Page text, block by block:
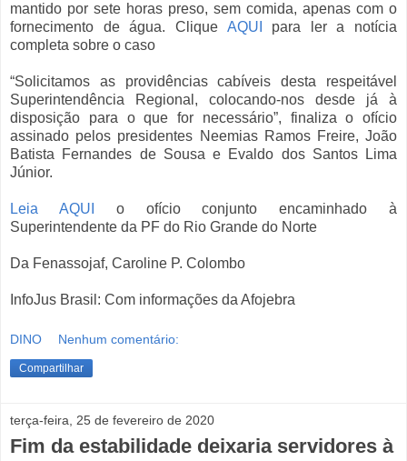
mantido por sete horas preso, sem comida, apenas com o
fornecimento de água. Clique AQUI
para ler a notícia
completa sobre o caso
“Solicitamos as providências cabíveis desta respeitável
Superintendência Regional, colocando-nos desde já à
disposição para o que for necessário”, finaliza o ofício
assinado pelos presidentes Neemias Ramos Freire, João
Batista Fernandes de Sousa e Evaldo dos Santos Lima
Júnior.
Leia AQUI
o ofício conjunto encaminhado à
Superintendente da PF do Rio Grande do Norte
Da Fenassojaf, Caroline P. Colombo
InfoJus Brasil: Com informações da Afojebra
DINO Nenhum comentário:
Compartilhar
terça-feira, 25 de fevereiro de 2020
Fim da estabilidade deixaria servidores à